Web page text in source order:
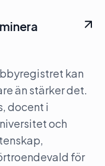
kan
än stärker det.
docent i
och
för